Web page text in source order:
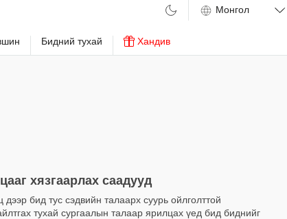
Бидний тухай Хандив
хязгаарлах саадууд
бид тус сэдвийн талаарх суурь ойлголттой
тухай сургаалын талаар ярилцах үед бид биднийг